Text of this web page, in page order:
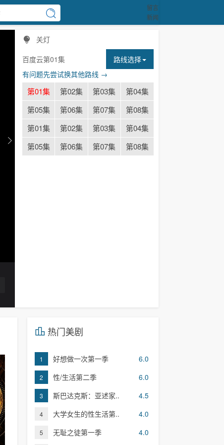
留言
新闻
关灯
路线选择
百度云第01集
有问题先尝试换其他路线 →
第01集 第02集 第03集
第04集
第05集
第06集 第07集
第08集
第01集
第02集 第03集
第04集
第05集
第06集 第07集 第08集
热门美剧
1 好想做一次第一季 6.0
2 性/生活第二季 6.0
3 斯巴达克斯：亚述家.. 4.5
4 大学女生的性生活第.. 4.0
5 无耻之徒第一季 4.0